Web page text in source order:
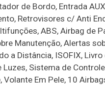
de Bordo, Entrada
Retrovisores c/ Anti
ABS, Airbag de
Manutenção, Alertas
a Distância, ISOFIX,
Luzes, Sistema de
Em Pele, 10